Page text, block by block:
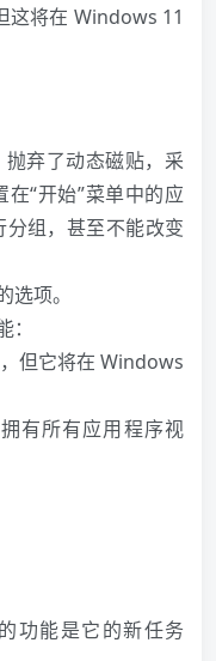
这将在 Windows 11
弃了动态磁贴，采
“开始”菜单中的应
组，甚至不能改变
项。
但它将在 Windows
有所有应用程序视
功能是它的新任务